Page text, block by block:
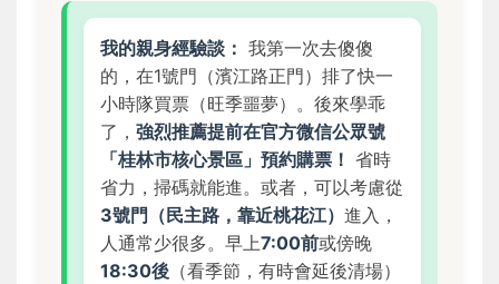
我的親身經驗談： 我第一次去傻傻
的，在1號門（濱江路正門）排了快一
小時隊買票（旺季噩夢）。後來學乖
了， 強烈推薦提前在官方微信公眾號
「桂林市核心景區」預約購票！ 省時
省力，掃碼就能進。或者，可以考慮從
3號門（民主路，靠近桃花江） 進入，
人通常少很多。早上7:00前或傍晚
18:30後 （看季節，有時會延後清場）